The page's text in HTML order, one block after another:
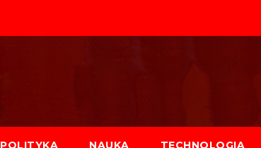
POLITYKA NAUKA TECHNOLOGIA